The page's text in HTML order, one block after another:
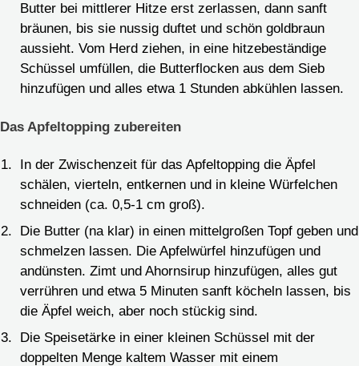
Butter bei mittlerer Hitze erst zerlassen, dann sanft
bräunen, bis sie nussig duftet und schön goldbraun
aussieht. Vom Herd ziehen, in eine hitzebeständige
Schüssel umfüllen, die Butterflocken aus dem Sieb
hinzufügen und alles etwa 1 Stunden abkühlen lassen.
Das Apfeltopping zubereiten
In der Zwischenzeit für das Apfeltopping die Äpfel
schälen, vierteln, entkernen und in kleine Würfelchen
schneiden (ca. 0,5-1 cm groß).
Die Butter (na klar) in einen mittelgroßen Topf geben und
schmelzen lassen. Die Apfelwürfel hinzufügen und
andünsten. Zimt und Ahornsirup hinzufügen, alles gut
verrühren und etwa 5 Minuten sanft köcheln lassen, bis
die Äpfel weich, aber noch stückig sind.
Die Speisetärke in einer kleinen Schüssel mit der
doppelten Menge kaltem Wasser mit einem